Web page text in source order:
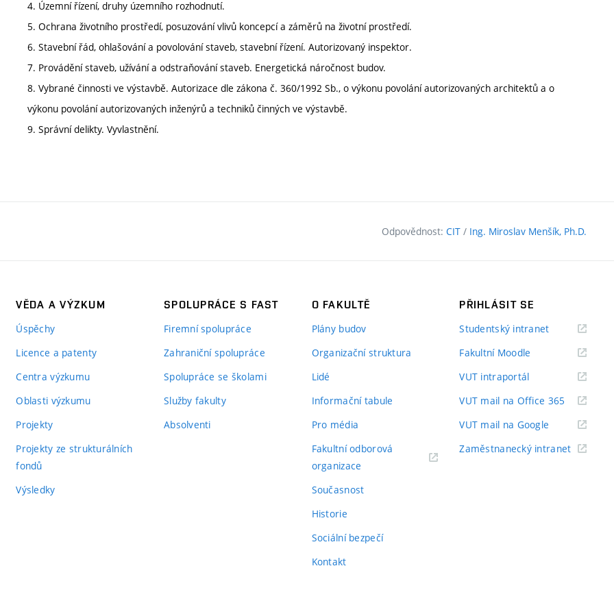
4. Územní řízení, druhy územního rozhodnutí.
5. Ochrana životního prostředí, posuzování vlivů koncepcí a záměrů na životní prostředí.
6. Stavební řád, ohlašování a povolování staveb, stavební řízení. Autorizovaný inspektor.
7. Provádění staveb, užívání a odstraňování staveb. Energetická náročnost budov.
8. Vybrané činnosti ve výstavbě. Autorizace dle zákona č. 360/1992 Sb., o výkonu povolání autorizovaných architektů a o
výkonu povolání autorizovaných inženýrů a techniků činných ve výstavbě.
9. Správní delikty. Vyvlastnění.
Odpovědnost: CIT / Ing. Miroslav Menšík, Ph.D.
VĚDA A VÝZKUM
Úspěchy
Licence a patenty
Centra výzkumu
Oblasti výzkumu
Projekty
Projekty ze strukturálních
fondů
Výsledky
SPOLUPRÁCE S FAST
Firemní spolupráce
Zahraniční spolupráce
Spolupráce se školami
Služby fakulty
Absolventi
O FAKULTĚ
Plány budov
Organizační struktura
Lidé
Informační tabule
Pro média
Fakultní odborová
organizace
Současnost
Historie
Sociální bezpečí
Kontakt
PŘIHLÁSIT SE
Studentský intranet(externí
Fakultní Moodle
VUT intraportál(externí
VUT mail na Office 365 (externí
odkaz)
VUT mail na Google (externí
Zaměstnanecký intranet(externí